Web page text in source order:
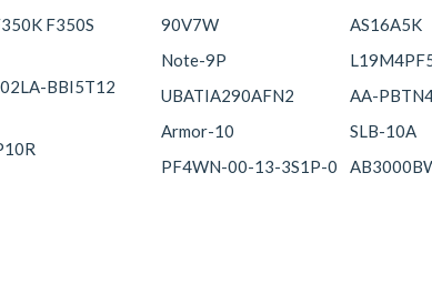
F350S
BBI5T12
90V7W
Note-9P
UBATIA290AFN2
Armor-10
PF4WN-00-13-3S1P-0
AS16A5K
AA-
SLB-10A